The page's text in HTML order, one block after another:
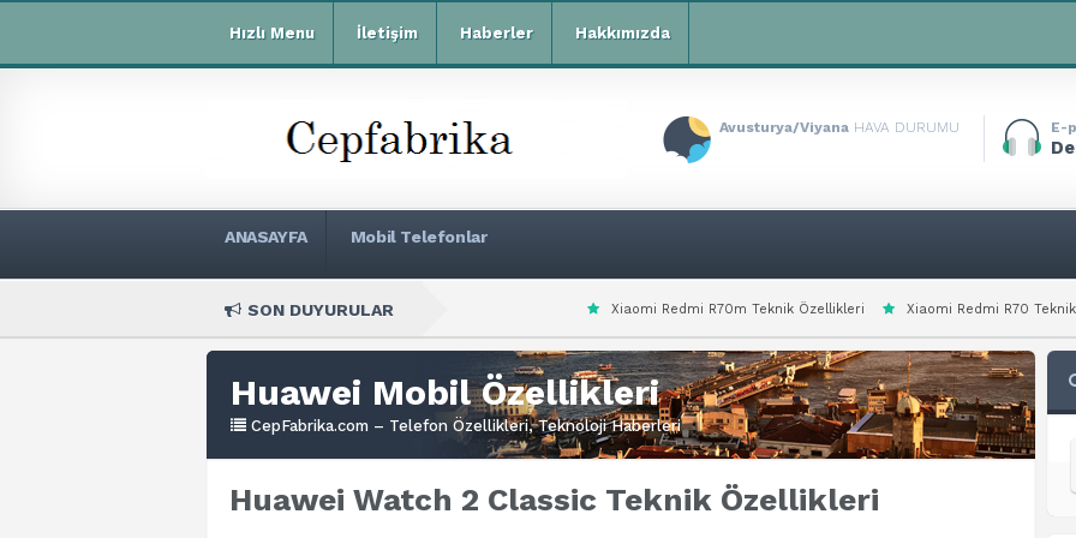
Hızlı Menu İletişim Haberler Hakkımızda
Avusturya/Viyana HAVA DURUMU E-
ANASAYFA Mobil Telefonlar
SON DUYURULAR Xiaomi Redmi R70m Teknik Özellikleri Xiaomi Redmi R70 Teknik Özellikleri
Huawei Mobil Özellikleri
CepFabrika.com – Telefon Özellikleri, Teknoloji Haberleri
Huawei Watch 2 Classic Teknik Özellikleri